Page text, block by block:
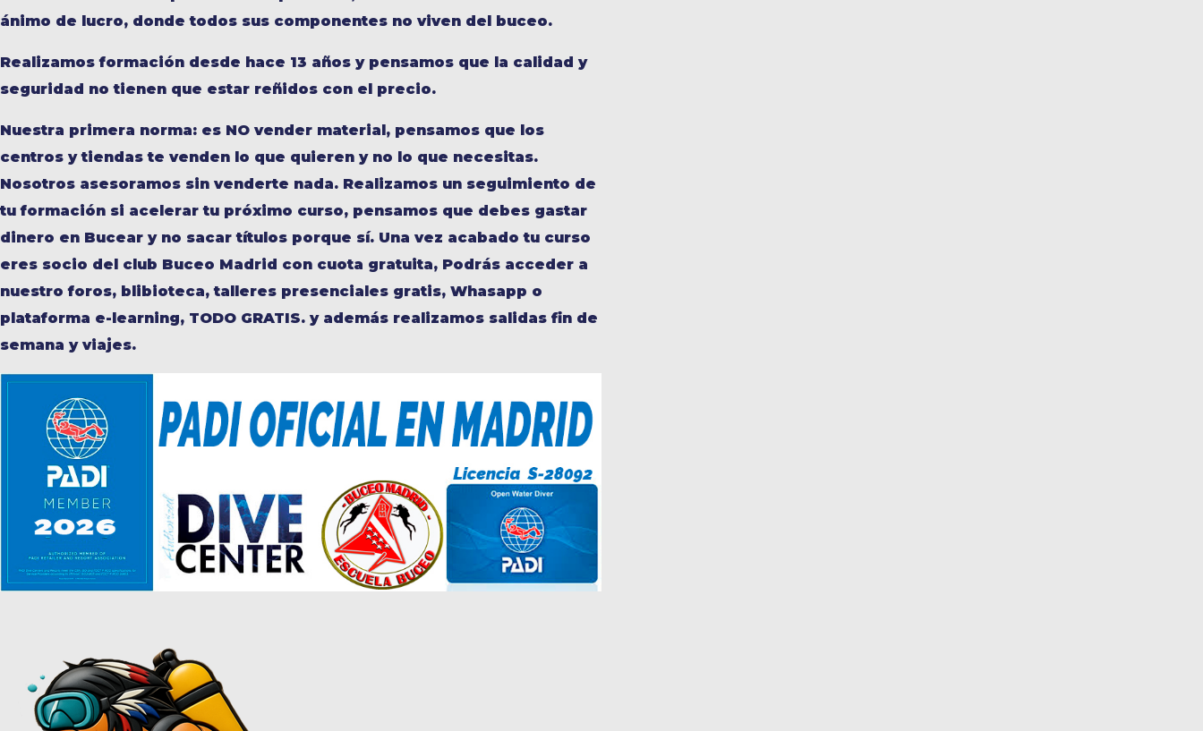
ánimo de lucro, donde todos sus componentes no viven del buceo.
Realizamos formación desde hace 13 años y pensamos que la calidad y
seguridad no tienen que estar reñidos con el precio.
Nuestra primera norma: es NO vender material, pensamos que los
centros y tiendas te venden lo que quieren y no lo que necesitas.
Nosotros asesoramos sin venderte nada. Realizamos un seguimiento de
tu formación si acelerar tu próximo curso, pensamos que debes gastar
dinero en Bucear y no sacar títulos porque sí. Una vez acabado tu curso
eres socio del club Buceo Madrid con cuota gratuita, Podrás acceder a
nuestro foros, blibioteca, talleres presenciales gratis, Whasapp o
plataforma e-learning, TODO GRATIS. y además realizamos salidas fin de
semana y viajes.